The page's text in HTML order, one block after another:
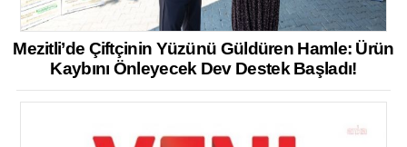
Mezitli’de Çiftçinin Yüzünü Güldüren Hamle: Ürün
Kaybını Önleyecek Dev Destek Başladı!